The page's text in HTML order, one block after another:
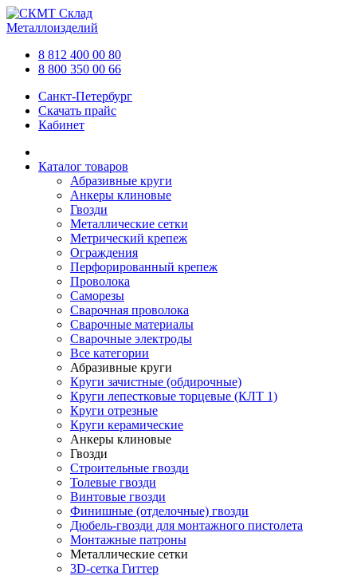
Склад
Металлоизделий
8 812 400 00 80
8 800 350 00 66
Санкт-Петербург
Скачать прайс
Кабинет
Каталог товаров
Абразивные круги
Анкеры клиновые
Гвозди
Металлические сетки
Метрический крепеж
Ограждения
Перфорированный крепеж
Проволока
Саморезы
Сварочная проволока
Сварочные материалы
Сварочные электроды
Все категории
Абразивные круги
Круги зачистные (обдирочные)
Круги лепестковые торцевые (КЛТ 1)
Круги отрезные
Круги керамические
Анкеры клиновые
Гвозди
Строительные гвозди
Толевые гвозди
Винтовые гвозди
Финишные (отделочные) гвозди
Дюбель-гвозди для монтажного пистолета
Монтажные патроны
Металлические сетки
3D-сетка Гиттер